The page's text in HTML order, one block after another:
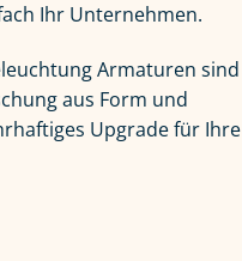
Ihr Unternehmen.
Armaturen sind
aus Form und
Upgrade für Ihre